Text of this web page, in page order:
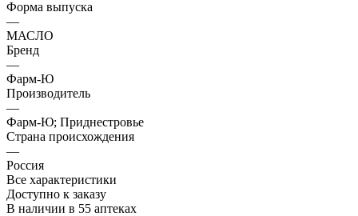
Форма выпуска
—
МАСЛО
Бренд
—
Фарм-Ю
Производитель
—
Фарм-Ю; Приднестровье
Страна происхождения
—
Россия
Все характеристики
Доступно к заказу
В наличии в 55 аптеках